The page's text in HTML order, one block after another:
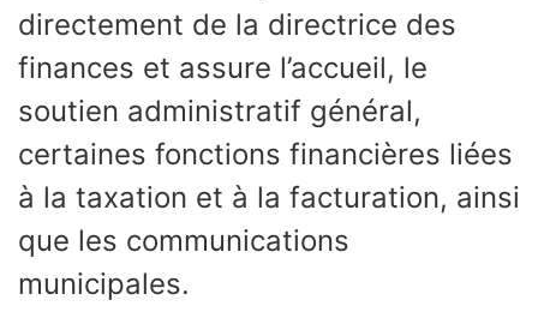
directement de la directrice des
finances et assure l’accueil, le
soutien administratif général,
certaines fonctions financières liées
à la taxation et à la facturation, ainsi
que les communications
municipales.